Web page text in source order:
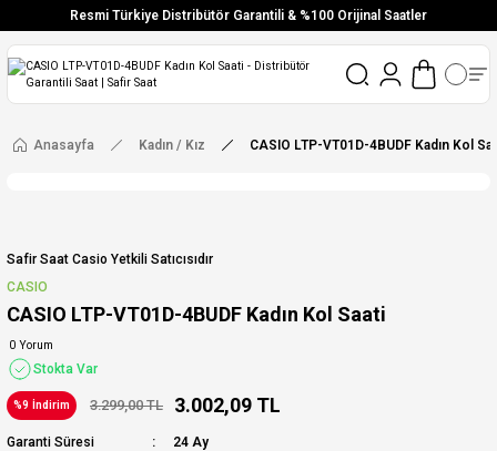
Resmi Türkiye Distribütör Garantili & %100 Orijinal Saatler
Vade Farksız 6 Taksit
Ücretsiz Kargo
Anasayfa Kadın / Kız CASIO LTP-VT01D-4BUDF Kadın Kol
Safir Saat Casio Yetkili Satıcısıdır
CASIO
CASIO LTP-VT01D-4BUDF Kadın Kol Saati
0 Yorum
Stokta Var
%9 İndirim 3.299,00 TL 3.002,09 TL
Garanti Süresi
24 Ay